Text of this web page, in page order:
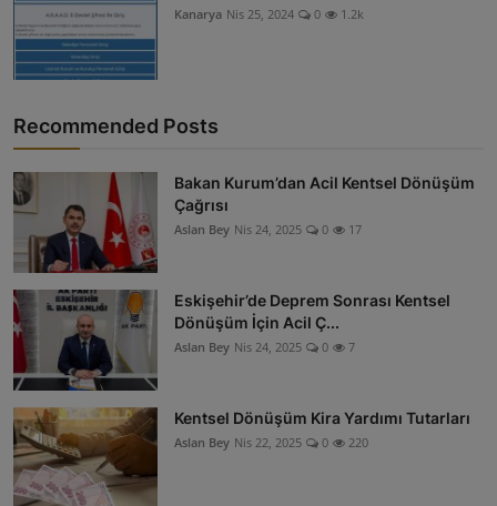
Kanarya Nis 25, 2024 0 1.2k
Recommended Posts
Bakan Kurum’dan Acil Kentsel Dönüşüm
Çağrısı
Aslan Bey Nis 24, 2025 0 17
Eskişehir’de Deprem Sonrası Kentsel
Dönüşüm İçin Acil Ç...
Aslan Bey Nis 24, 2025 0 7
Kentsel Dönüşüm Kira Yardımı Tutarları
Aslan Bey Nis 22, 2025 0 220